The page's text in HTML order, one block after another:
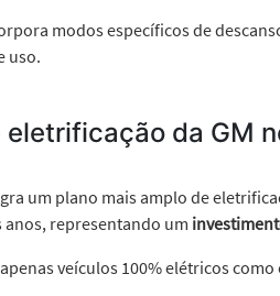
modos específicos de
uso.
da GM
um plano mais amplo de
representando um
veículos 100% elétricos